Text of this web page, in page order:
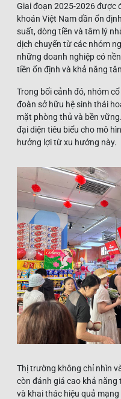
Giai đoạn 2025-2026 được
khoán Việt Nam dần ổn
suất, dòng tiền và tâm lý
dịch chuyển từ các nhóm
những doanh nghiệp có
tiền ổn định và khả năng
Trong bối cảnh đó, nhóm
đoàn sở hữu hệ sinh thái
mặt phòng thủ và bền
đại diện tiêu biểu cho mô
hưởng lợi từ xu hướng này.
Thị trường không chỉ nhìn
còn đánh giá cao khả
và khai thác hiệu quả